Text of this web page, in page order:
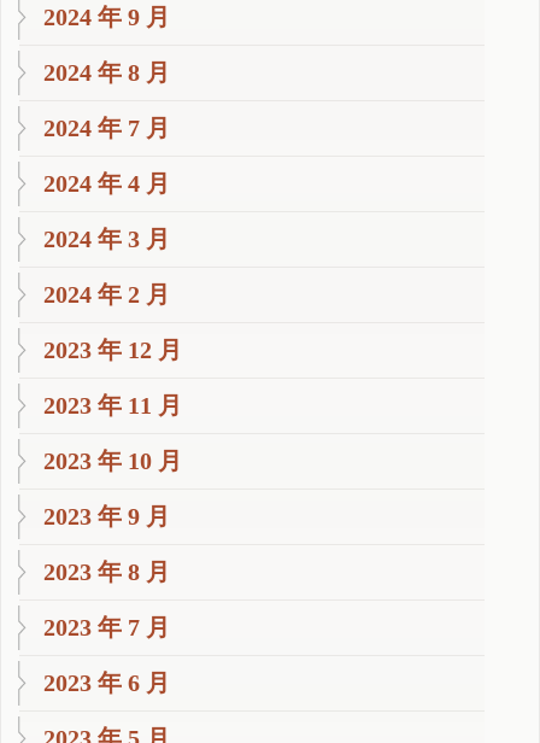
2024 年 9 月
2024 年 8 月
2024 年 7 月
2024 年 4 月
2024 年 3 月
2024 年 2 月
2023 年 12 月
2023 年 11 月
2023 年 10 月
2023 年 9 月
2023 年 8 月
2023 年 7 月
2023 年 6 月
2023 年 5 月